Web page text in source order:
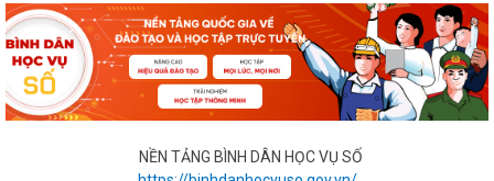
NỀN TẢNG BÌNH DÂN HỌC VỤ SỐ